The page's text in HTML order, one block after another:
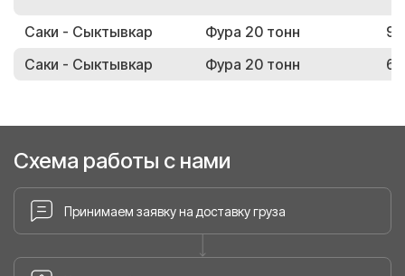
Саки - Сыктывкар Фура 20 тонн
Саки - Сыктывкар
Фура 20 тонн
Схема работы с нами
Принимаем заявку на доставку груза